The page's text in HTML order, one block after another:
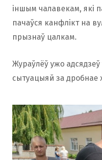
іншым чалавекам, які
пачаўся канфлікт на
прызнаў цалкам.
Жураўлёў ужо адсядзеў
сытуацыяй за дробнае